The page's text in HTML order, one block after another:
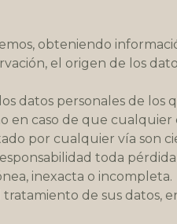
obteniendo
el origen de los
datos personales de
caso de que cualquier
por cualquier vía son
toda
inexacta o incompleta.
de sus datos,